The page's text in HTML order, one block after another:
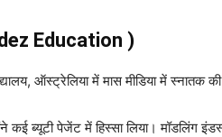
Education )
ऑस्ट्रेलिया में मास मीडिया में स्नातक की
ब्यूटी पेजेंट में हिस्सा लिया। मॉडलिंग